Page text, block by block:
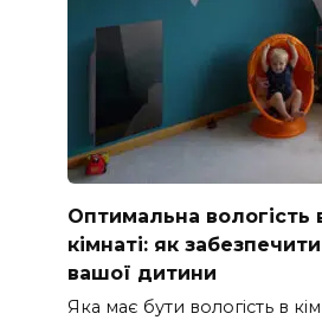
Оптимальна вологість
кімнаті: як
вашої дитини
Яка має бути вологість в